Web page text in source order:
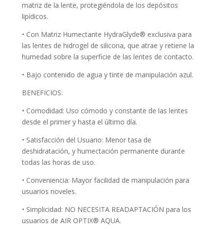
matriz de la lente, protegiéndola de los depósitos
lipídicos.
• Con Matriz Humectante HydraGlyde® exclusiva para
las lentes de hidrogel de silicona, que atrae y retiene la
humedad sobre la superficie de las lentes de contacto.
• Bajo contenido de agua y tinte de manipulación azul.
BENEFICIOS:
• Comodidad: Uso cómodo y constante de las lentes
desde el primer y hasta el último día.
• Satisfacción del Usuario: Menor tasa de
deshidratación, y humectación permanente durante
todas las horas de uso.
• Conveniencia: Mayor facilidad de manipulación para
usuarios noveles.
• Simplicidad: NO NECESITA READAPTACIÓN para los
usuarios de AIR OPTIX® AQUA.